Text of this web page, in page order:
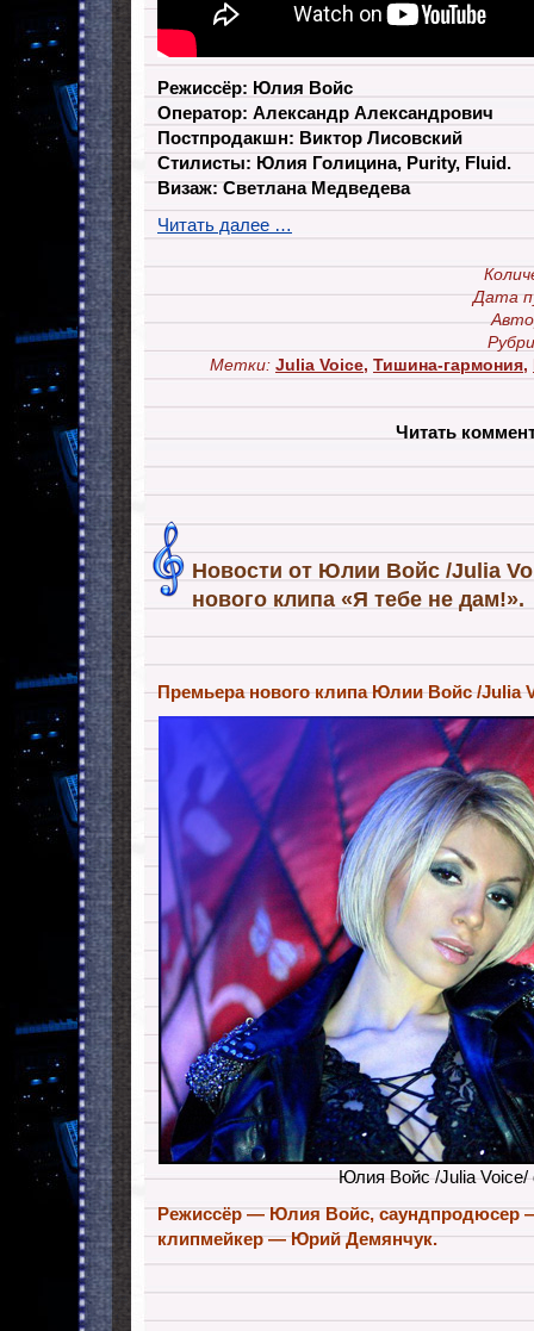
Режиссёр: Юлия Войс
Оператор: Александр Александрович
Постпродакшн: Виктор Лисовский
Стилисты: Юлия Голицина, Purity, Fluid.
Визаж: Светлана Медведева
Читать далее …
Дата
Метки: Julia Voice, Тишина-гармония,
Читать
Новости от Юлии Войс /Julia
нового клипа «Я тебе не дам!».
Премьера нового клипа Юлии Войс /Julia
Юлия Войс /Julia Voice/
Режиссёр — Юлия Войс, саундпродюсер
клипмейкер — Юрий Демянчук.